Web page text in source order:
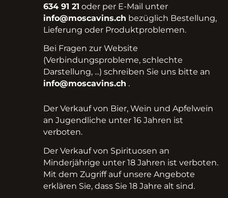
634 91 21 oder per E-Mail unter
info@moscavins.ch bezüglich Bestellung,
Lieferung oder Produktproblemen.
Bei Fragen zur Website
(Verbindungsprobleme, schlechte
Darstellung, ...) schreiben Sie uns bitte an
info@moscavins.ch .
Der Verkauf von Bier, Wein und Apfelwein
an Jugendliche unter 16 Jahren ist
verboten.
Der Verkauf von Spirituosen an
Minderjährige unter 18 Jahren ist verboten.
Mit dem Zugriff auf unsere Angebote
erklären Sie, dass Sie 18 Jahre alt sind.